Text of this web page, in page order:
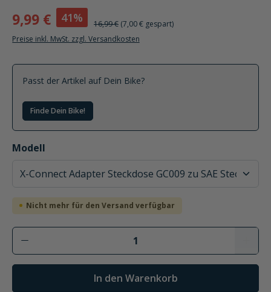
9,99 €
41% 16,99 € (7,00 € gespart)
Preise inkl. MwSt. zzgl. Versandkosten
Passt der Artikel auf Dein Bike?
Finde Dein Bike!
Modell
auswählen
Nicht mehr für den Versand verfügbar
In den Warenkorb